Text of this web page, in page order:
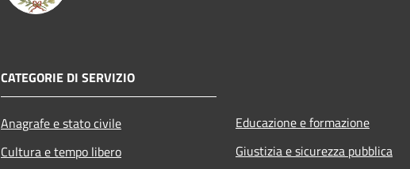
CATEGORIE DI SERVIZIO
Anagrafe e stato civile
Cultura e tempo libero
Educazione e formazione
Giustizia e sicurezza pubblica